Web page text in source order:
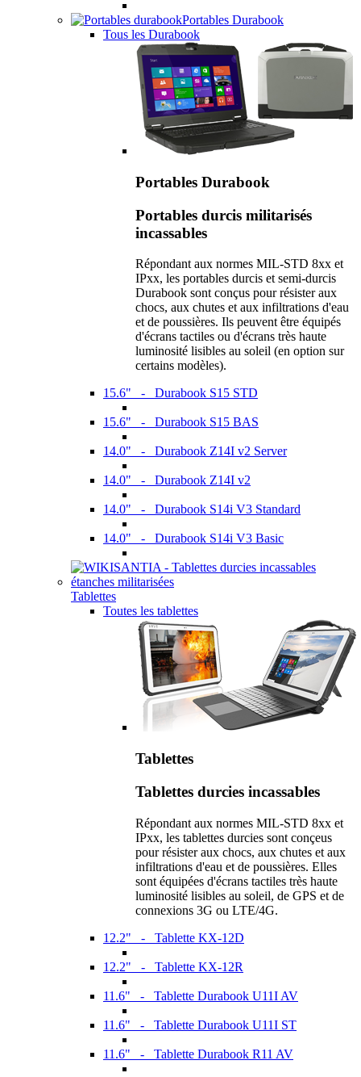
Portables Durabook
Tous les Durabook
Portables Durabook
Portables durcis militarisés
incassables
Répondant aux normes MIL-STD 8xx et
IPxx, les portables durcis et semi-durcis
Durabook sont conçus pour résister aux
chocs, aux chutes et aux infiltrations d'eau
et de poussières. Ils peuvent être équipés
d'écrans tactiles ou d'écrans très haute
luminosité lisibles au soleil (en option sur
certains modèles).
15.6" - Durabook S15 STD
15.6" - Durabook S15 BAS
14.0" - Durabook Z14I v2 Server
14.0" - Durabook Z14I v2
14.0" - Durabook S14i V3 Standard
14.0" - Durabook S14i V3 Basic
Tablettes
Toutes les tablettes
Tablettes
Tablettes durcies incassables
Répondant aux normes MIL-STD 8xx et
IPxx, les tablettes durcies sont conçeus
pour résister aux chocs, aux chutes et aux
infiltrations d'eau et de poussières. Elles
sont équipées d'écrans tactiles très haute
luminosité lisibles au soleil, de GPS et de
connexions 3G ou LTE/4G.
12.2" - Tablette KX-12D
12.2" - Tablette KX-12R
11.6" - Tablette Durabook U11I AV
11.6" - Tablette Durabook U11I ST
11.6" - Tablette Durabook R11 AV